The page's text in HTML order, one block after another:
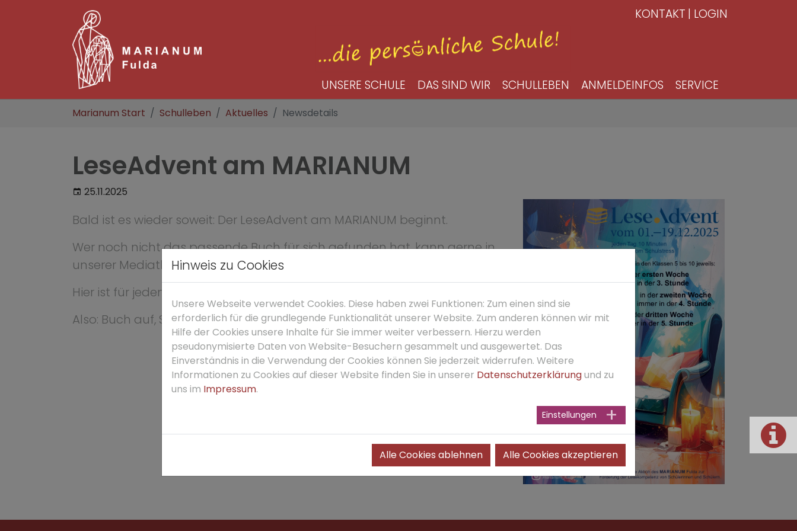
KONTAKT LOGIN
UNSERE SCHULE DAS SIND WIR SCHULLEBEN ANMELDEINFOS SERVICE
Marianum Start Schulleben Aktuelles Newsdetails
LeseAdvent am MARIANUM
25.11.2025
Bald ist es wieder soweit: Der LeseAdvent am MARIANUM beginnt.
Wer noch nicht das passende Buch für sich gefunden hat, kann gerne in
unserer Mediathek vorbeikommen.
Hier ist für jeden etwas dabei.
Also: Buch auf, Schulstress aus!
Hinweis zu Cookies
Unsere Webseite verwendet Cookies. Diese haben zwei Funktionen: Zum einen sind sie
erforderlich für die grundlegende Funktionalität unserer Website. Zum anderen können wir mit
Hilfe der Cookies unsere Inhalte für Sie immer weiter verbessern. Hierzu werden
pseudonymisierte Daten von Website-Besuchern gesammelt und ausgewertet. Das
Einverständnis in die Verwendung der Cookies können Sie jederzeit widerrufen. Weitere
Informationen zu Cookies auf dieser Website finden Sie in unserer Datenschutzerklärungund zu
uns im Impressum.
Einstellungen
Alle Cookies ablehnen Alle Cookies akzeptieren